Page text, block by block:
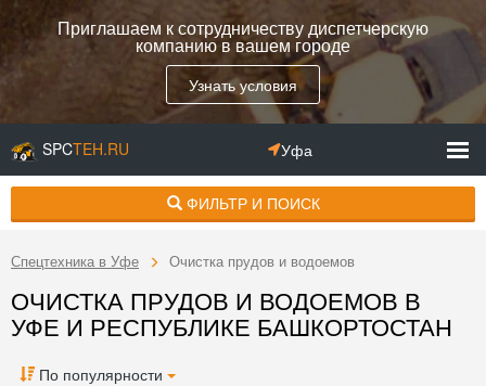
Приглашаем к сотрудничеству диспетчерскую
компанию в вашем городе
Узнать условия
SPCTEH.RU Уфа
ФИЛЬТР И ПОИСК
Спецтехника в Уфе Очистка прудов и водоемов
ОЧИСТКА ПРУДОВ И ВОДОЕМОВ В
УФЕ И РЕСПУБЛИКЕ БАШКОРТОСТАН
По популярности